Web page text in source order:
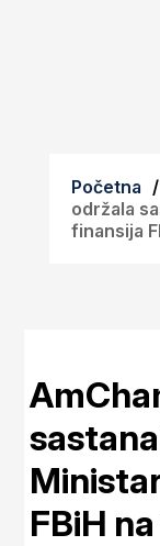
Početna
održala
finansija
FBiH